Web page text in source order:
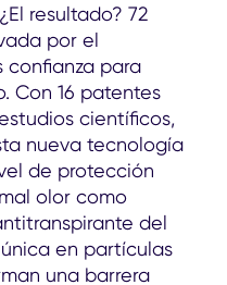
resultado? 72
por el
confianza para
Con 16 patentes
científicos,
nueva tecnología
de protección
olor como
del
en partículas
una barrera